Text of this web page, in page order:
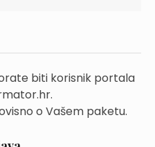
biti korisnik portala
o Vašem paketu.